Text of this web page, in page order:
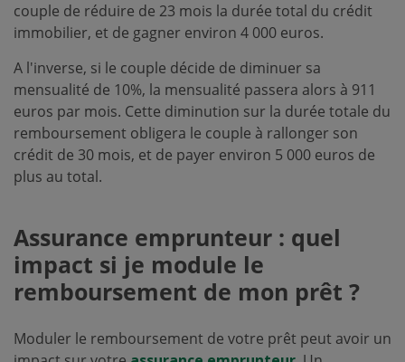
couple de réduire de 23 mois la durée total du crédit
immobilier, et de gagner environ 4 000 euros.
A l'inverse, si le couple décide de diminuer sa
mensualité de 10%, la mensualité passera alors à 911
euros par mois. Cette diminution sur la durée totale du
remboursement obligera le couple à rallonger son
crédit de 30 mois, et de payer environ 5 000 euros de
plus au total.
Assurance emprunteur : quel
impact si je module le
remboursement de mon prêt ?
Moduler le remboursement de votre prêt peut avoir un